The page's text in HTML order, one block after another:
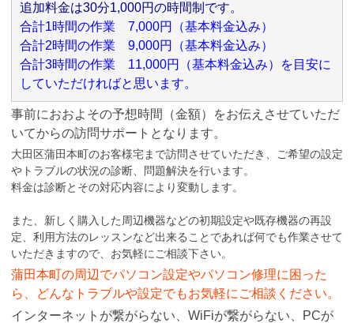
追加料金は30分1,000円の時間制です。
合計1時間の作業 7,000円（基本料金込み）
合計2時間の作業 9,000円（基本料金込み）
合計3時間の作業 11,000円（基本料金込み）を目安に
していただければと思います。
事前におおよその予想時間（金額）をお伝えさせていただ
いてからの訪問サポートとなります。
大田区蒲田本町のお客様宅まで訪問させていただき、ご希望の設定
やトラブルの状況の診断、問題解決を行います。
料金は診断とその対応内容により変動します。
また、新しく購入した周辺機器などの初期設定や既存機器の再設
定、利用方法のレッスンなど出来ることであれば何でも作業させて
いただきますので、お気軽にご相談下さい。
蒲田本町の周辺でパソコン設定やパソコン修理に困った
ら、どんなトラブルや設定でもお気軽にご相談ください。
インターネットが繋がらない、WiFiが繋がらない、PCが